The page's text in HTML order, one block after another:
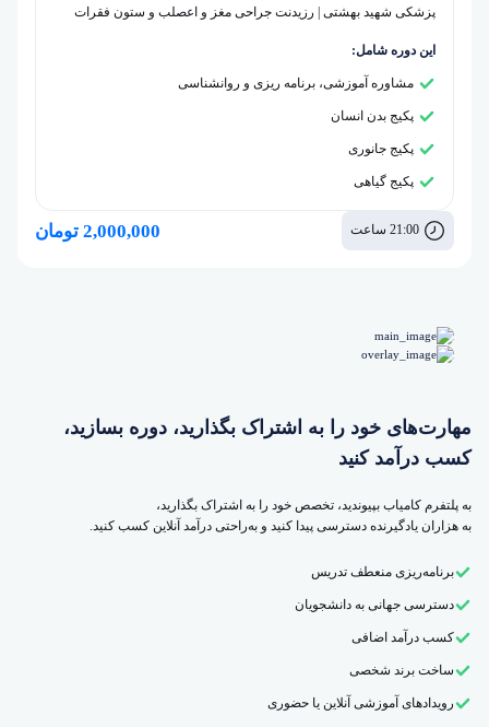
پزشکی شهید بهشتی | رزیدنت جراحی مغز و اعصلب و ستون فقرات
این دوره شامل:
مشاوره آموزشی، برنامه ریزی و روانشناسی
پکیج بدن انسان
پکیج جانوری
پکیج گیاهی
21:00 ساعت 2,000,000 تومان
مهارت‌های خود را به اشتراک بگذارید، دوره بسازید،
کسب درآمد کنید
به پلتفرم کامیاب بپیوندید، تخصص خود را به اشتراک بگذارید،
به هزاران یادگیرنده دسترسی پیدا کنید و به‌راحتی درآمد آنلاین کسب کنید.
برنامه‌ریزی منعطف تدریس
دسترسی جهانی به دانشجویان
کسب درآمد اضافی
ساخت برند شخصی
رویدادهای آموزشی آنلاین یا حضوری